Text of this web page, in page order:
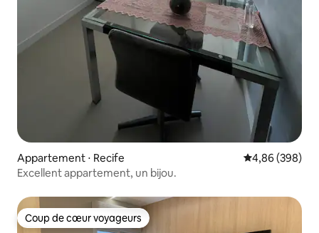
Appartement ⋅ Recife Évaluation
4,86 (398)
Excellent appartement, un bijou.
Coup de cœur voyageurs
Coup de cœur voyageurs